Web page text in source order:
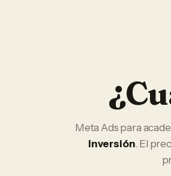
Meta Ads para
inversión. El